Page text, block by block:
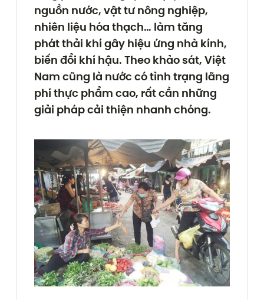
nguồn nước, vật tư nông nghiệp,
nhiên liệu hóa thạch… làm tăng
phát thải khí gây hiệu ứng nhà kính,
biến đổi khí hậu. Theo khảo sát, Việt
Nam cũng là nước có tình trạng lãng
phí thực phẩm cao, rất cần những
giải pháp cải thiện nhanh chóng.